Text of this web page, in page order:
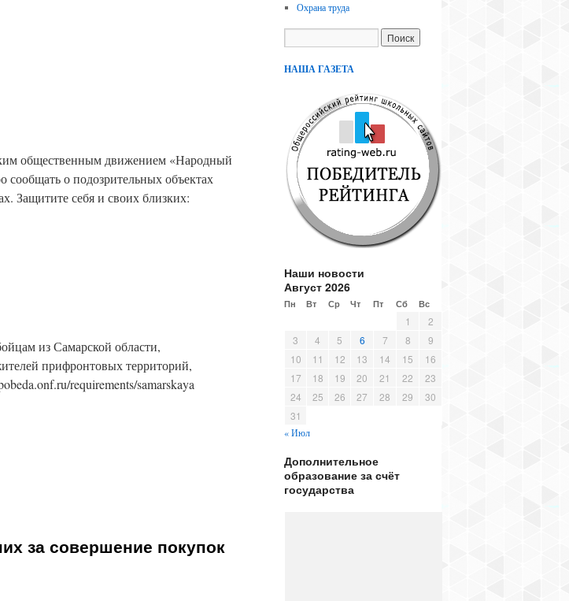
общественным движением «Народный
о подозрительных объектах
Защитите себя и своих близких:
из Самарской области,
прифронтовых территорий,
requirements/samarskaya
за совершение покупок
Охрана труда
НАША ГАЗЕТА
Наши новости
Август 2026
Пн Вт Ср Чт Пт Сб Вс
1
2
3
4 5 6 7 8
9
10
11 12 13 14 15
16
17
18 19 20 21 22
23
24
25 26 27 28 29
30
31
« Июл
Дополнительное
образование за счёт
государства